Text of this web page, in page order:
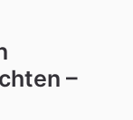
–